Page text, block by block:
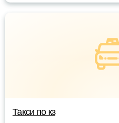
Такси по кз